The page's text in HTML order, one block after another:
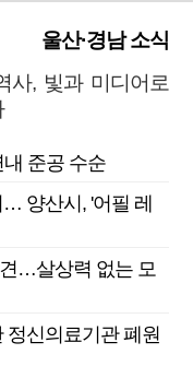
울산·경남 소식
사, 빛과 미디어로
준공 수순
양산시, '어필 레
…살상력 없는 모
정신의료기관 폐원